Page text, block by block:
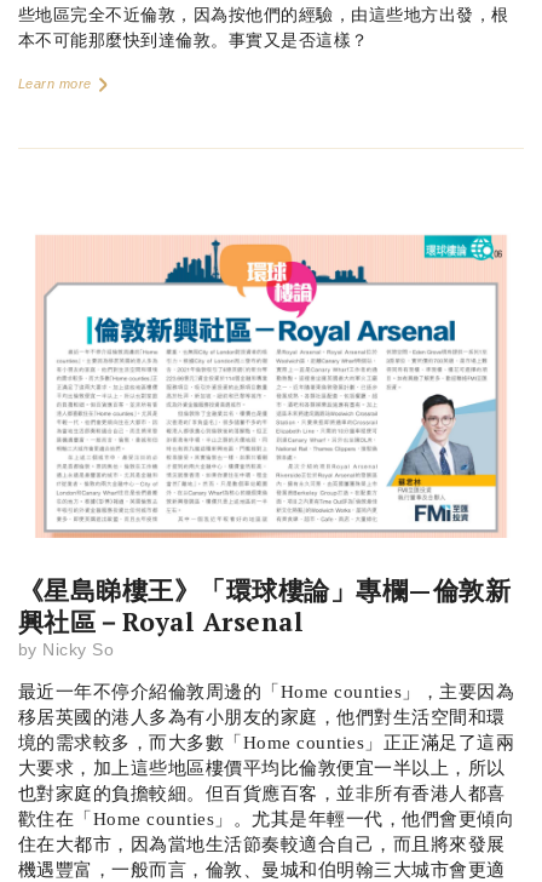
些地區完全不近倫敦，因為按他們的經驗，由這些地方出發，根
本不可能那麼快到達倫敦。事實又是否這樣？
Learn more
《星島睇樓王》「環球樓論」專欄—倫敦新
興社區－Royal Arsenal
by Nicky So
最近一年不停介紹倫敦周邊的「Home counties」，主要因為
移居英國的港人多為有小朋友的家庭，他們對生活空間和環
境的需求較多，而大多數「Home counties」正正滿足了這兩
大要求，加上這些地區樓價平均比倫敦便宜一半以上，所以
也對家庭的負擔較細。但百貨應百客，並非所有香港人都喜
歡住在「Home counties」。尤其是年輕一代，他們會更傾向
住在大都市，因為當地生活節奏較適合自己，而且將來發展
機遇豐富，一般而言，倫敦、曼城和伯明翰三大城市會更適